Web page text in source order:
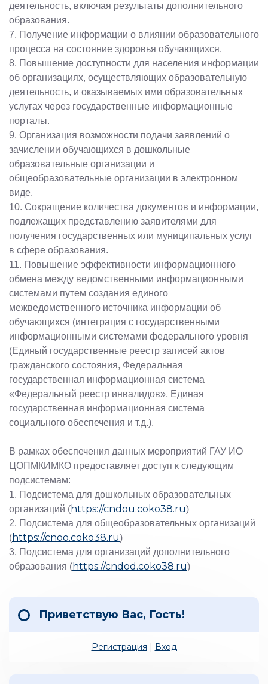
деятельность, включая результаты дополнительного
образования.
7. Получение информации о влиянии образовательного
процесса на состояние здоровья обучающихся.
8. Повышение доступности для населения информации
об организациях, осуществляющих образовательную
деятельность, и оказываемых ими образовательных
услугах через государственные информационные
порталы.
9. Организация возможности подачи заявлений о
зачислении обучающихся в дошкольные
образовательные организации и
общеобразовательные организации в электронном
виде.
10. Сокращение количества документов и информации,
подлежащих представлению заявителями для
получения государственных или муниципальных услуг
в сфере образования.
11. Повышение эффективности информационного
обмена между ведомственными информационными
системами путем создания единого
межведомственного источника информации об
обучающихся (интеграция с государственными
информационными системами федерального уровня
(Единый государственные реестр записей актов
гражданского состояния, Федеральная
государственная информационная система
«Федеральный реестр инвалидов», Единая
государственная информационная система
социального обеспечения и т.д.).
В рамках обеспечения данных мероприятий ГАУ ИО
ЦОПМКИМКО предоставляет доступ к следующим
подсистемам:
1. Подсистема для дошкольных образовательных
организаций (https://cndou.coko38.ru)
2. Подсистема для общеобразовательных организаций
(https://cnoo.coko38.ru)
3. Подсистема для организаций дополнительного
образования (https://cndod.coko38.ru)
Приветствую Вас, Гость!
Регистрация | Вход